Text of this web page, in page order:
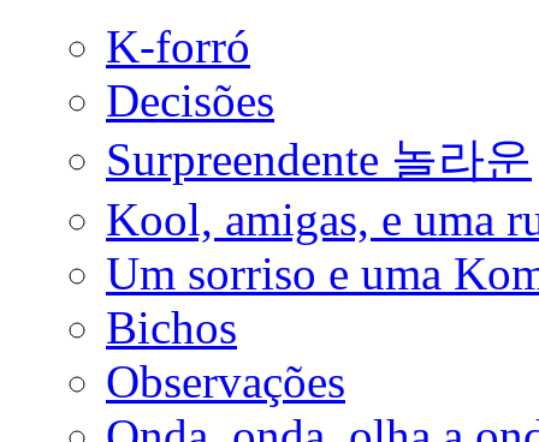
K-forró
Decisões
Surpreendente 놀라운
Kool, amigas, e uma
Um sorriso e uma
Bichos
Observações